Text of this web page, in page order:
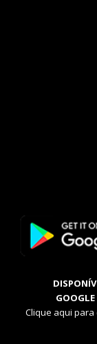
Clique aqui